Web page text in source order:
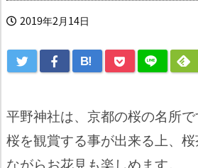
2019年2月14日
B!
平野神社は、京都の桜の名所
桜を観賞する事が出来る上、
ながらお花見も楽しめます。